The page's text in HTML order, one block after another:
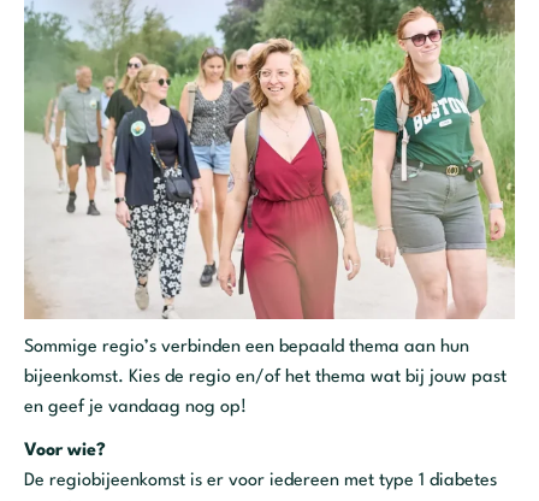
Sommige regio’s verbinden een bepaald thema aan hun
bijeenkomst. Kies de regio en/of het thema wat bij jouw past
en geef je vandaag nog op!
Voor wie?
De regiobijeenkomst is er voor iedereen met type 1 diabetes